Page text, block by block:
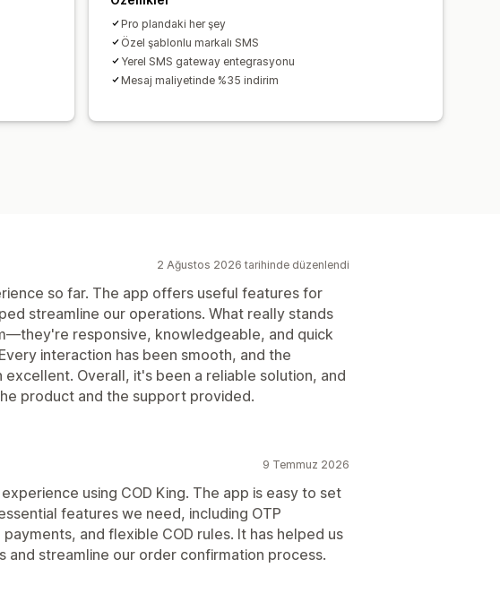
Pro plandaki her şey
Özel şablonlu markalı SMS
Yerel SMS gateway entegrasyonu
Mesaj maliyetinde %35 indirim
2 Ağustos 2026 tarihinde düzenlendi
so far. The app offers useful features for
streamline our operations. What really stands
responsive, knowledgeable, and quick
interaction has been smooth, and the
excellent. Overall, it's been a reliable solution, and
product and the support provided.
9 Temmuz 2026
using COD King. The app is easy to set
features we need, including OTP
and flexible COD rules. It has helped us
and streamline our order confirmation process.